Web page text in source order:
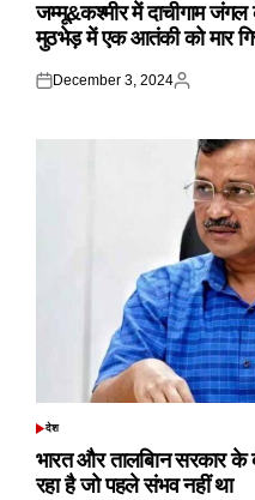
जम्मू&कश्मीर में दाचीगाम
मुठभेड़ में एक आतंकी को मार
Posted
December 3, 2024
Posted
POSTED
देश
भारत और तालबिान सरकार के
रहा है जो पहले संभव नहीं था